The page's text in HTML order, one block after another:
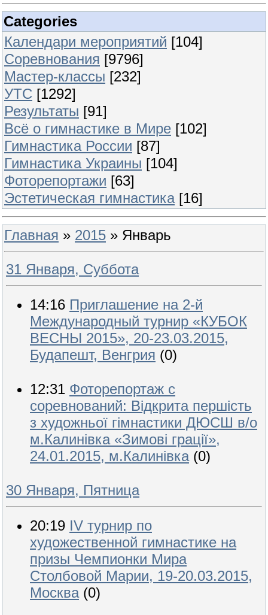
Categories
Календари мероприятий [104]
Соревнования [9796]
Мастер-классы [232]
УТС [1292]
Результаты [91]
Всё о гимнастике в Мире [102]
Гимнастика России [87]
Гимнастика Украины [104]
Фоторепортажи [63]
Эстетическая гимнастика [16]
Главная » 2015 » Январь
31 Января, Суббота
14:16 Приглашение на 2-й
Международный турнир «КУБОК
BЕСНЫ 2015», 20-23.03.2015,
Будапешт, Венгрия (0)
12:31 Фоторепортаж с
соревнований: Відкрита першість
з художньої гімнастики ДЮСШ в/о
м.Калинівка «Зимові грації»,
24.01.2015, м.Калинівка (0)
30 Января, Пятница
20:19 IV турнир по
художественной гимнастике на
призы Чемпионки Мира
Столбовой Марии, 19-20.03.2015,
Москва (0)